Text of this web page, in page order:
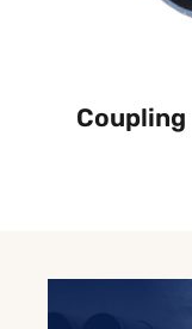
Coupling